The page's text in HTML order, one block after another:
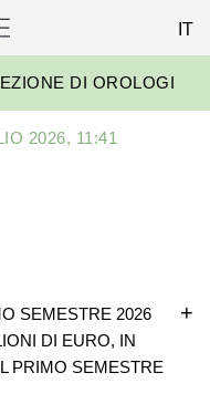
IT
DI OROLOGI
2026, 11:41
SEMESTRE 2026
DI EURO, IN
PRIMO SEMESTRE